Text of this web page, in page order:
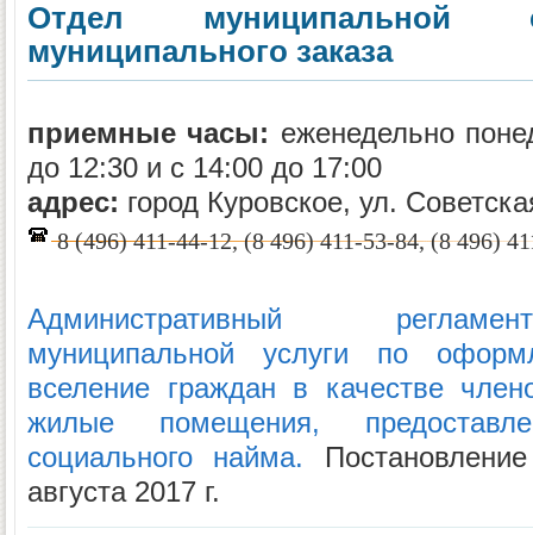
Отдел муниципальной
муниципального заказа
приемные часы: еженедельно
до 12:30 и с 14:00 до 17:00
адрес: город Куровское, ул.
8 (496) 411-44-12, (8 496) 411-53-84, (8 496)
Административный
муниципальной услуги по
вселение граждан в качестве
жилые помещения,
социального найма.
августа 2017 г.